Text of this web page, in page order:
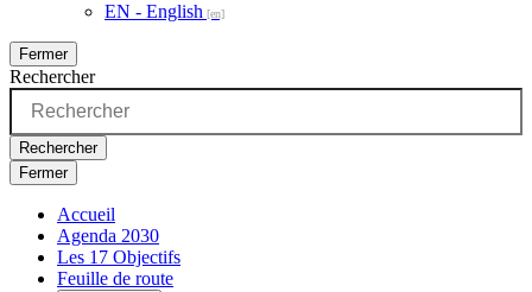
EN - English
Fermer
Rechercher
Rechercher
Fermer
Accueil
Agenda 2030
Les 17 Objectifs
Feuille de route